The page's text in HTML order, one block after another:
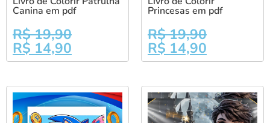
Canina em pdf
R$19,90
R$ 14,90
Princesas em pdf
R$19,90
R$ 14,90